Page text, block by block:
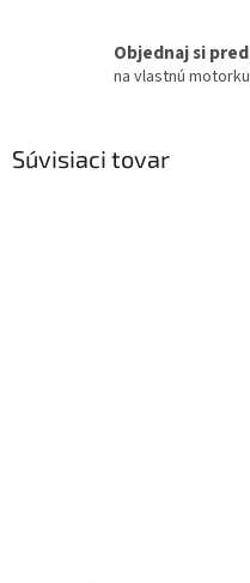
Objednaj si
na vlastnú motorku
Súvisiaci tovar